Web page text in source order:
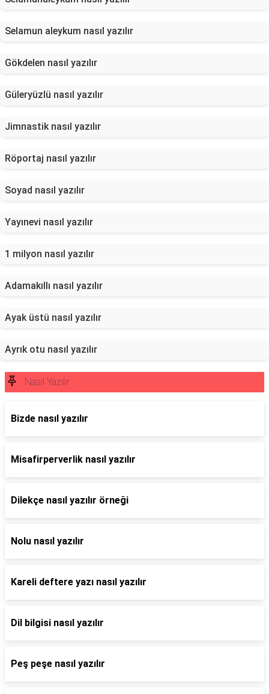
Selamun aleykum nasıl yazılır
Gökdelen nasıl yazılır
Güleryüzlü nasıl yazılır
Jimnastik nasıl yazılır
Röportaj nasıl yazılır
Soyad nasıl yazılır
Yayınevi nasıl yazılır
1 milyon nasıl yazılır
Adamakıllı nasıl yazılır
Ayak üstü nasıl yazılır
Ayrık otu nasıl yazılır
Nasıl Yazılır
Bizde nasıl yazılır
Misafirperverlik nasıl yazılır
Dilekçe nasıl yazılır örneği
Nolu nasıl yazılır
Kareli deftere yazı nasıl yazılır
Dil bilgisi nasıl yazılır
Peş peşe nasıl yazılır